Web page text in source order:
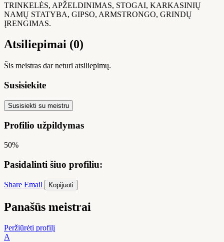
TRINKELĖS, APŽELDINIMAS, STOGAI, KARKASINIŲ
NAMŲ STATYBA, GIPSO, ARMSTRONGO, GRINDŲ
ĮRENGIMAS.
Atsiliepimai (0)
Šis meistras dar neturi atsiliepimų.
Susisiekite
Susisiekti su meistru
Profilio užpildymas
50%
Pasidalinti šiuo profiliu:
Share Email Kopijuoti
Panašūs meistrai
Peržiūrėti profilį
A